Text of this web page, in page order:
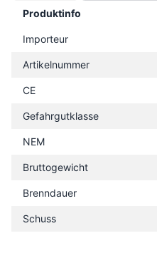
Produktinfo
Importeur
Artikelnummer
CE
Gefahrgutklasse
NEM
Bruttogewicht
Brenndauer
Schuss